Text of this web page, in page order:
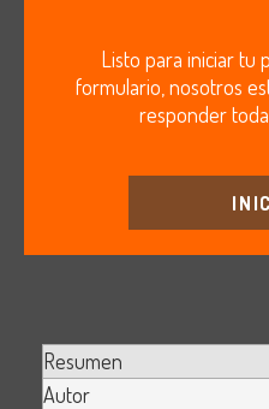
Listo para iniciar tu
formulario, nosotros
responder
Resumen
Autor